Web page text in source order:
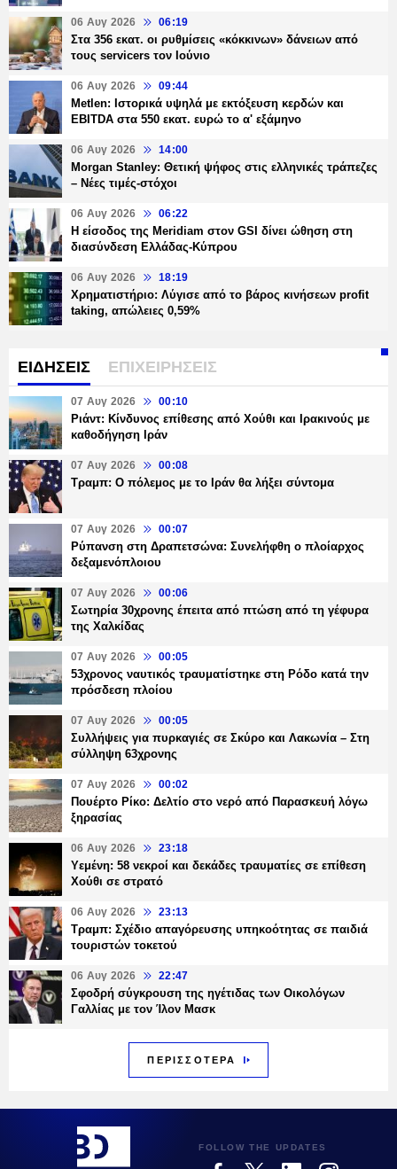
06 Αυγ 2026 06:19
Στα 356 εκατ. οι ρυθμίσεις «κόκκινων» δάνειων από
τους servicers τον Ιούνιο
06 Αυγ 2026 09:44
Metlen: Ιστορικά υψηλά με εκτόξευση κερδών και
EBITDA στα 550 εκατ. ευρώ το α' εξάμηνο
06 Αυγ 2026 14:00
Morgan Stanley: Θετική ψήφος στις ελληνικές τράπεζες
– Νέες τιμές-στόχοι
06 Αυγ 2026 06:22
Η είσοδος της Meridiam στον GSI δίνει ώθηση στη
διασύνδεση Ελλάδας-Κύπρου
06 Αυγ 2026 18:19
Χρηματιστήριο: Λύγισε από το βάρος κινήσεων profit
taking, απώλειες 0,59%
ΕΙΔΗΣΕΙΣ ΕΠΙΧΕΙΡΗΣΕΙΣ
07 Αυγ 2026 00:10
Ριάντ: Κίνδυνος επίθεσης από Χούθι και Ιρακινούς με
καθοδήγηση Ιράν
07 Αυγ 2026 00:08
Τραμπ: Ο πόλεμος με το Ιράν θα λήξει σύντομα
07 Αυγ 2026 00:07
Ρύπανση στη Δραπετσώνα: Συνελήφθη ο πλοίαρχος
δεξαμενόπλοιου
07 Αυγ 2026 00:06
Σωτηρία 30χρονης έπειτα από πτώση από τη γέφυρα
της Χαλκίδας
07 Αυγ 2026 00:05
53χρονος ναυτικός τραυματίστηκε στη Ρόδο κατά την
πρόσδεση πλοίου
07 Αυγ 2026 00:05
Συλλήψεις για πυρκαγιές σε Σκύρο και Λακωνία – Στη
σύλληψη 63χρονης
07 Αυγ 2026 00:02
Πουέρτο Ρίκο: Δελτίο στο νερό από Παρασκευή λόγω
ξηρασίας
06 Αυγ 2026 23:18
Υεμένη: 58 νεκροί και δεκάδες τραυματίες σε επίθεση
Χούθι σε στρατό
06 Αυγ 2026 23:13
Τραμπ: Σχέδιο απαγόρευσης υπηκοότητας σε παιδιά
τουριστών τοκετού
06 Αυγ 2026 22:47
Σφοδρή σύγκρουση της ηγέτιδας των Οικολόγων
Γαλλίας με τον Ίλον Μασκ
ΠΕΡΙΣΣΟΤΕΡΑ
FOLLOW THE UPDATES